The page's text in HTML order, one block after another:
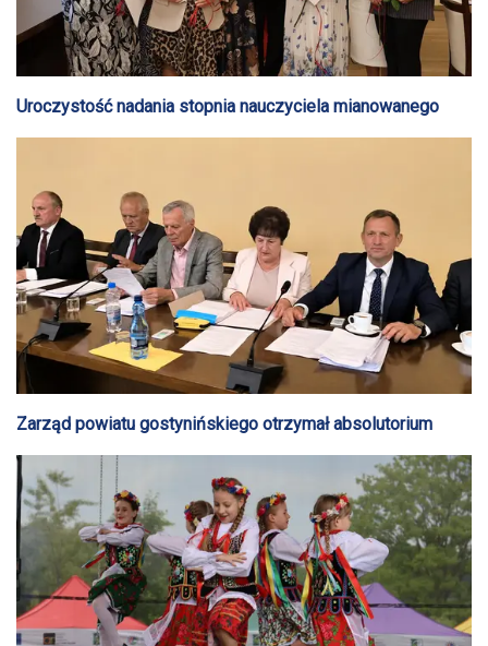
Uroczystość nadania stopnia nauczyciela mianowanego
Zarząd powiatu gostynińskiego otrzymał absolutorium